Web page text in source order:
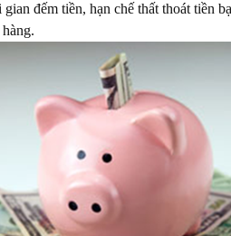
đếm tiền, hạn chế thất thoát tiền